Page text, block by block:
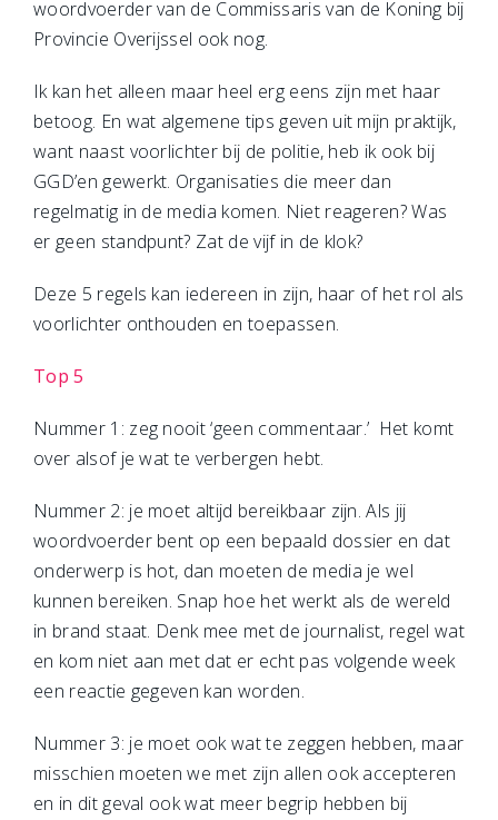
woordvoerder van de Commissaris van de Koning bij
Provincie Overijssel ook nog.
Ik kan het alleen maar heel erg eens zijn met haar
betoog. En wat algemene tips geven uit mijn praktijk,
want naast voorlichter bij de politie, heb ik ook bij
GGD’en gewerkt. Organisaties die meer dan
regelmatig in de media komen. Niet reageren? Was
er geen standpunt? Zat de vijf in de klok?
Deze 5 regels kan iedereen in zijn, haar of het rol als
voorlichter onthouden en toepassen.
Top 5
Nummer 1: zeg nooit ‘geen commentaar.’ Het komt
over alsof je wat te verbergen hebt.
Nummer 2: je moet altijd bereikbaar zijn. Als jij
woordvoerder bent op een bepaald dossier en dat
onderwerp is hot, dan moeten de media je wel
kunnen bereiken. Snap hoe het werkt als de wereld
in brand staat. Denk mee met de journalist, regel wat
en kom niet aan met dat er echt pas volgende week
een reactie gegeven kan worden.
Nummer 3: je moet ook wat te zeggen hebben, maar
misschien moeten we met zijn allen ook accepteren
en in dit geval ook wat meer begrip hebben bij